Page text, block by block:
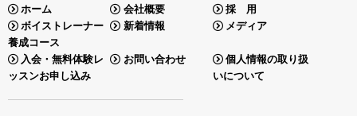
ホーム 会社概要
採 用
ボイストレーナー
養成コース
新着情報 メディア
入会・無料体験レ
ッスンお申し込み
お問い合わせ
個人情報の取り扱
いについて